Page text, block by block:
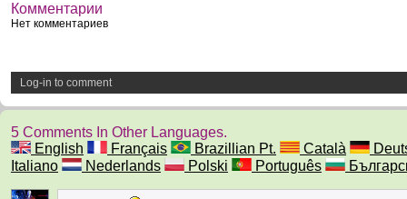
Комментарии
Нет комментариев
Log-in to comment
5 Comments In Other Languages.
English
Français Brazillian Pt. Català
Italiano
Nederlands Polski Português